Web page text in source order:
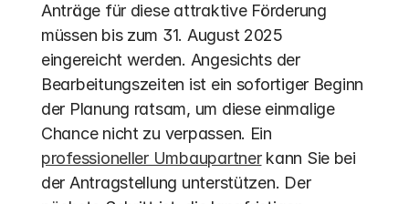
Anträge für diese attraktive Förderung
müssen bis zum 31. August 2025
eingereicht werden. Angesichts der
Bearbeitungszeiten ist ein sofortiger Beginn
der Planung ratsam, um diese einmalige
professioneller Umbaupartner kann Sie bei
der Antragstellung unterstützen. Der